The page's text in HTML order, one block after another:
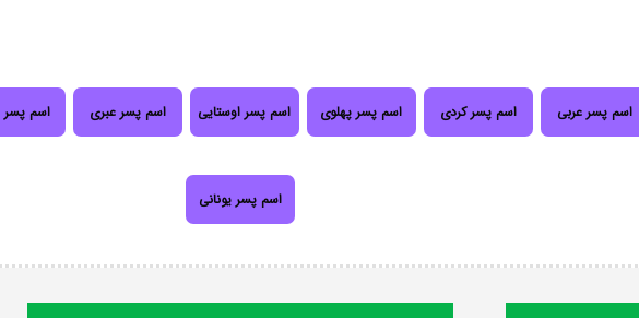
اسم پسر عربی اسم پسر کردی اسم پسر پهلوی اسم پسر اوستایی اسم پسر عبری اسم پسر
اسم پسر یونانی